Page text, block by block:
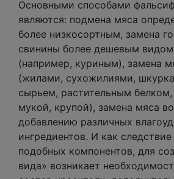
Основными способами
являются: подмена мяса
более низкосортным, замена
свинины более дешевым
(например, куриным), замена
(жилами, сухожилиями,
сырьем, растительным
мукой, крупой), замена мяса
добавлению различных
ингредиентов. И как
подобных компонентов, для
вида» возникает